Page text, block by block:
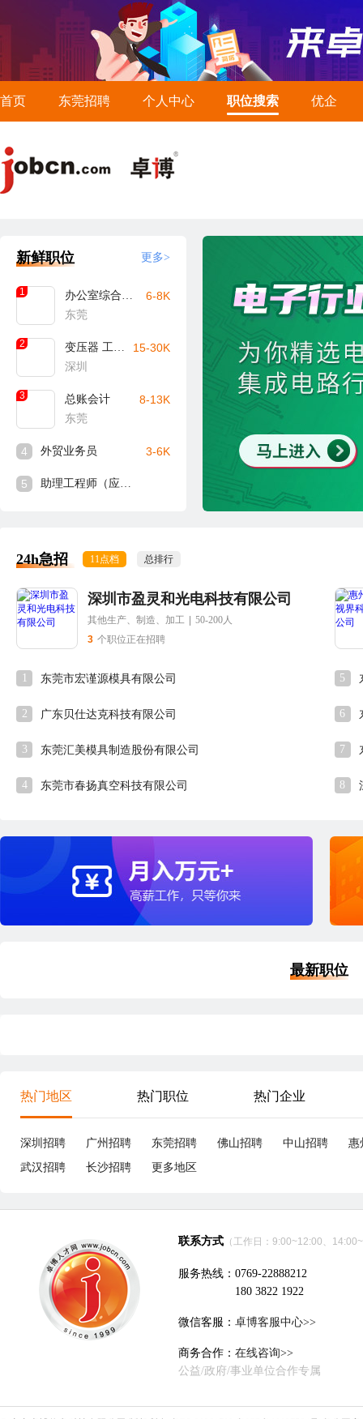
首页 东莞招聘 个人中心 职位搜索 优企
新鲜职位 更多>
1
办公室综合文员
东莞
6-8K
2
变压器 工艺工程师
深圳
15-30K
3
总账会计
东莞
8-13K
4 外贸业务员 3-6K
5 助理工程师（应届生可入）
24h急招 11点档 总排行
深圳市盈灵和光电科技有限公司
其他生产、制造、加工
50-200人
3 个职位正在招聘
1 东莞市宏谨源模具有限公司
2 广东贝仕达克科技有限公司
3 东莞汇美模具制造股份有限公司
4 东莞市春扬真空科技有限公司
5
6
7
8
最新职位
热门地区 热门职位 热门企业
深圳招聘 广州招聘 东莞招聘 佛山招聘 中山招聘
惠
武汉招聘
长沙招聘 更多地区
联系方式 （工作日：9:00~12:00、
服务热线：0769-22888212
180 3822 1922
微信客服： 卓博客服中心>>
商务合作： 在线咨询>>
公益/政府/事业单位合作专属